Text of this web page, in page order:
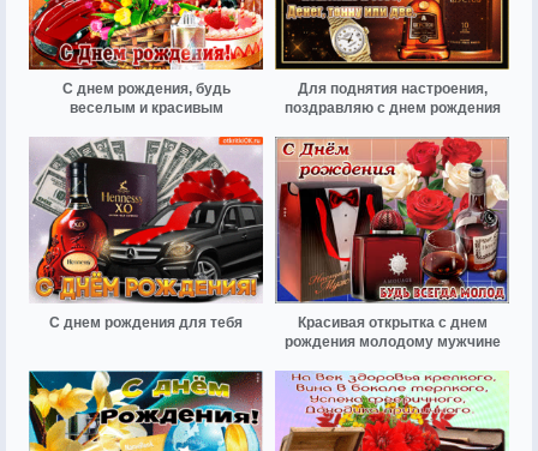
С днем рождения, будь
веселым и красивым
Для поднятия настроения,
поздравляю с днем рождения
С днем рождения для тебя
Красивая открытка с днем
рождения молодому мужчине